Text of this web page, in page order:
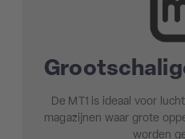
De MT1 is ideaal voor
magazijnen waar grote
worden